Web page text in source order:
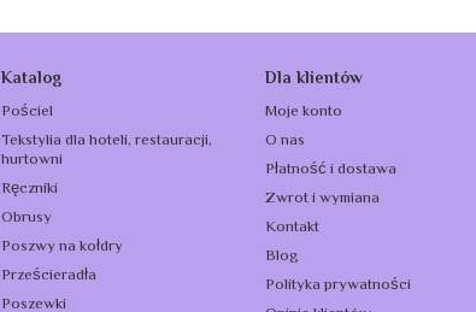
Katalog
Pościel
Tekstylia dla hoteli, restauracji,
hurtowni
Ręczniki
Obrusy
Poszwy na kołdry
Prześcieradła
Poszewki
Dla klientów
Moje konto
O nas
Płatność i dostawa
Zwrot i wymiana
Kontakt
Blog
Polityka prywatności